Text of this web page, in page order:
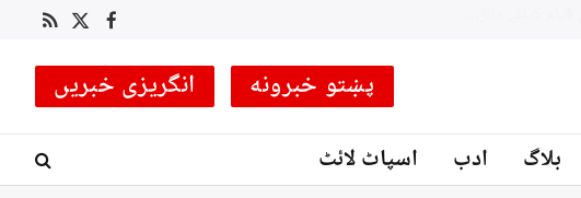
Facebook
X
RSS
پښتو خبرونه انگریزی خبریں
بلاگ ادب اسپاٹ لائٹ